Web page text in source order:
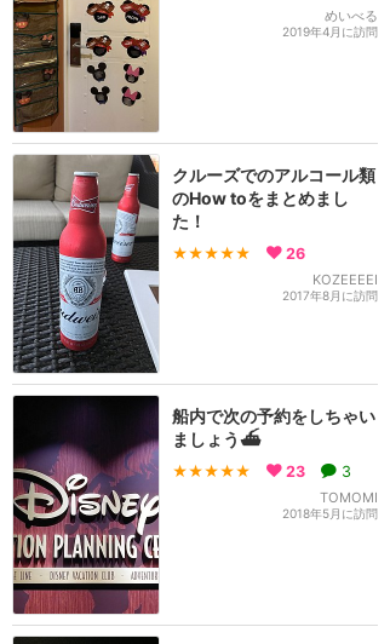
めいべる
2019年4月に訪問
クルーズでのアルコール類
のHow toをまとめまし
た！
★★★★★ 26
KOZEEEEI
2017年8月に訪問
船内で次の予約をしちゃい
ましょう⛴️
★★★★★ 23 3
TOMOMI
2018年5月に訪問